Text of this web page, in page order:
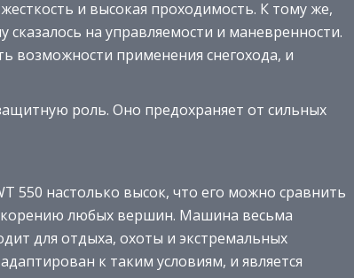
и высокая проходимость. К тому же,
на управляемости и маневренности.
возможности применения снегохода, и
роль. Оно предохраняет от сильных
550 настолько высок, что его можно сравнить
любых вершин. Машина весьма
для отдыха, охоты и экстремальных
к таким условиям, и является